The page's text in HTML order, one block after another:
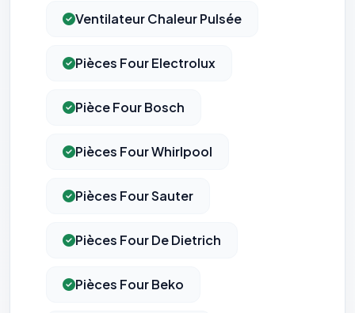
Ventilateur Chaleur Pulsée
Pièces Four Electrolux
Pièce Four Bosch
Pièces Four Whirlpool
Pièces Four Sauter
Pièces Four De Dietrich
Pièces Four Beko